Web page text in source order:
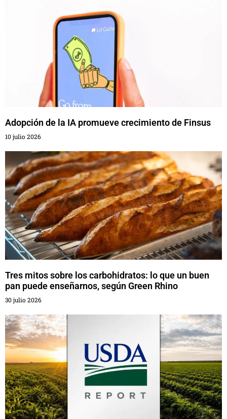
Adopción de la IA promueve crecimiento de Finsus
10 julio 2026
Tres mitos sobre los carbohidratos: lo que un buen
pan puede enseñarnos, según Green Rhino
30 julio 2026